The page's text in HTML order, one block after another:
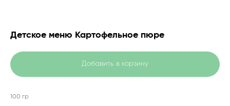
Детское меню Картофельное пюре
Добавить в корзину
100 гр